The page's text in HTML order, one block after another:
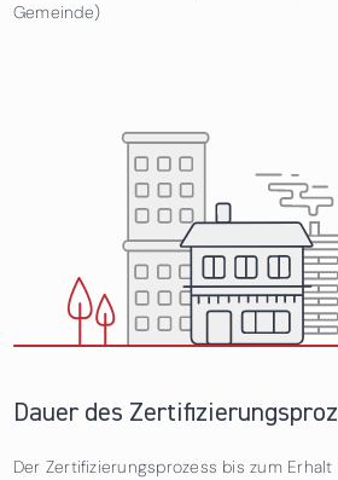
Gemeinde)
Dauer des
Der Zertifizierungsprozess bis zum